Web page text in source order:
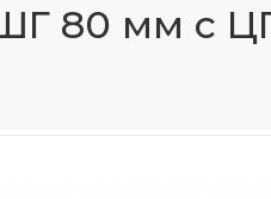
80 мм с